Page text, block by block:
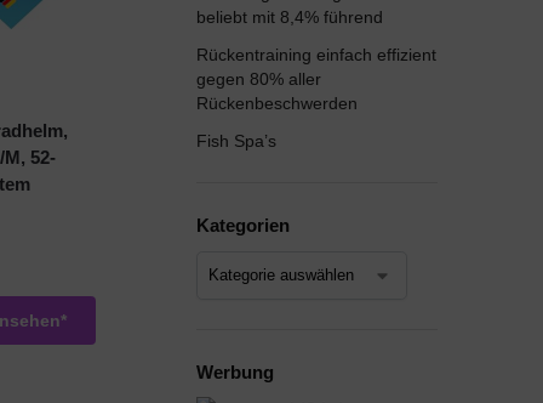
52-
beliebt mit 8,4% führend
Rückentraining einfach effizient
gegen 80% aller
Rückenbeschwerden
Fish Spa’s
Kategorien
Werbung